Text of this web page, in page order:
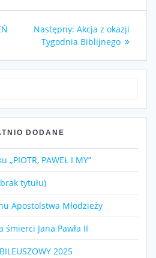
Następny: Następny
wpis:
Akcja z okazji
Tygodnia Biblijnego
DODANE
„PIOTR, PAWEŁ I MY”
tytułu)
Apostolstwa Młodzieży
śmierci Jana Pawła II
2025